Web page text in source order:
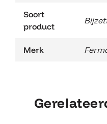
Soort
product
Merk